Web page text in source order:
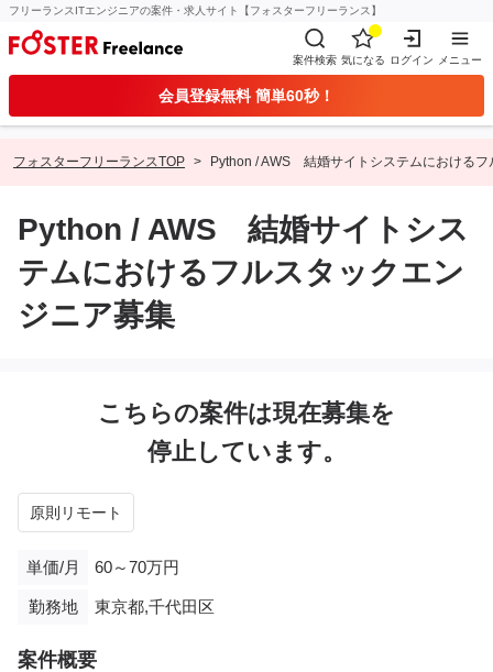
フリーランスITエンジニアの案件・求人サイト【フォスターフリーランス】
案件検索 気になる ログイン メニュー
会員登録無料 簡単60秒！
フォスターフリーランスTOP Python / AWS 結婚サイトシステムにおけるフ
Python / AWS 結婚サイトシス
テムにおけるフルスタックエン
ジニア募集
こちらの案件は現在募集を
停止しています。
原則リモート
単価/月 60～70万円
勤務地 東京都,千代田区
案件概要